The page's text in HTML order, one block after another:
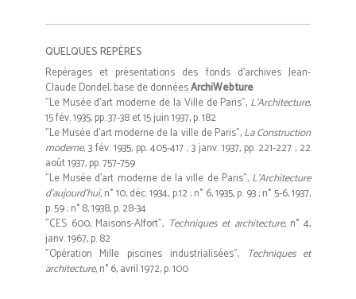
QUELQUES REPÈRES
Repérages et présentations des fonds d'archives Jean-
Claude Dondel, base de donnéesArchiWebture
"Le Musée d'art moderne de la Ville de Paris", L'Architecture,
15 fév. 1935, pp. 37-38 et 15 juin 1937, p. 182
"Le Musée d'art moderne de la ville de Paris",La Construction
moderne, 3 fév. 1935, pp. 405-417 ; 3 janv. 1937, pp. 221-227 ; 22
août 1937, pp. 757-759
"Le Musée d'art moderne de la ville de Paris", L'Architecture
d'aujourd'hui,n° 10, déc. 1934, p.12 ; n° 6, 1935, p. 93 ; n° 5-6, 1937,
p. 59 ; n° 8, 1938, p. 28-34
"CES 600, Maisons-Alfort", Techniques et architecture, n° 4,
janv. 1967, p. 82
"Opération Mille piscines industrialisées", Techniques et
architecture, n° 6, avril 1972, p. 100